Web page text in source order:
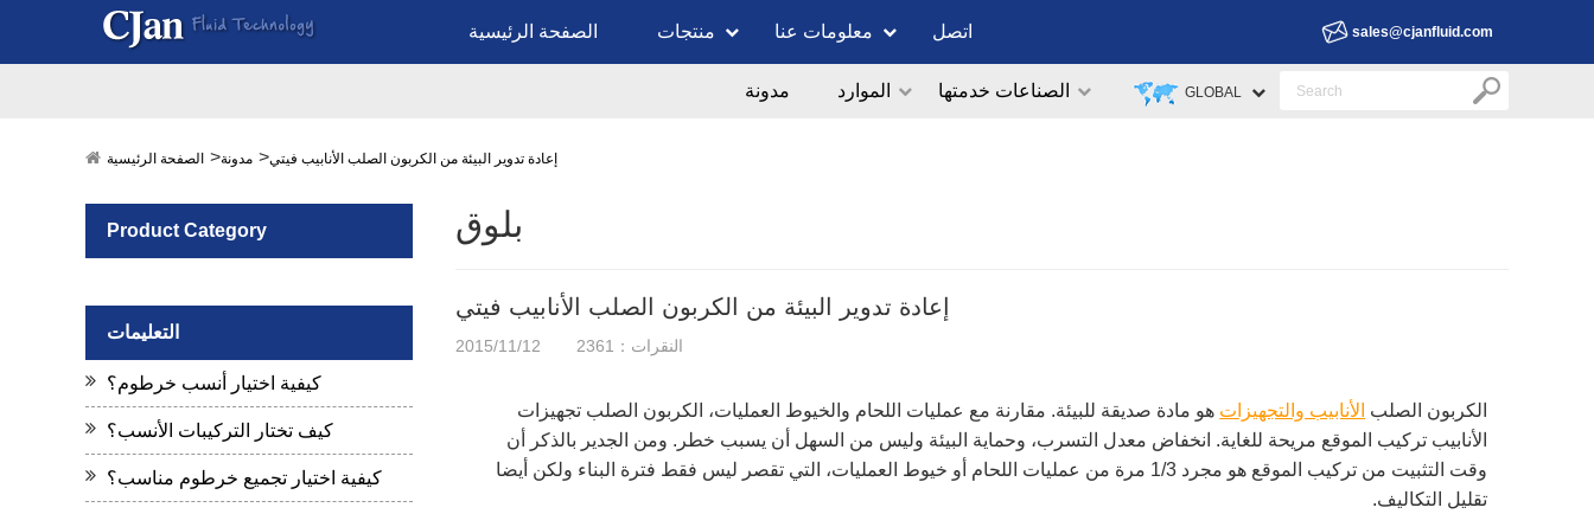
الصفحة الرئيسية منتجات معلومات عنا اتصل sales@cjanfluid.com
GLOBAL مدونة الموارد الصناعات خدمتها
الصفحة الرئيسية مدونة إعادة تدوير البيئة من الكربون الصلب الأنابيب فيتي
Product Category
التعليمات
كيفية اختيار أنسب خرطوم؟
كيف تختار التركيبات الأنسب؟
كيفية اختيار تجميع خرطوم مناسب؟
بلوق
إعادة تدوير البيئة من الكربون الصلب الأنابيب فيتي
2015/11/12 النقرات：2361
الكربون الصلب الأنابيب والتجهيزات هو مادة صديقة للبيئة. مقارنة مع عمليات اللحام والخيوط العمليات، الكربون الصلب تجهيزات
الأنابيب تركيب الموقع مريحة للغاية. انخفاض معدل التسرب، وحماية البيئة وليس من السهل أن يسبب خطر. ومن الجدير بالذكر أن
وقت التثبيت من تركيب الموقع هو مجرد 1/3 مرة من عمليات اللحام أو خيوط العمليات، التي تقصر ليس فقط فترة البناء ولكن أيضا
تقليل التكاليف.